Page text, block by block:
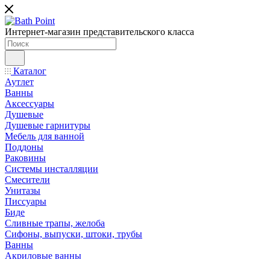
Интернет-магазин представительского класса
Каталог
Аутлет
Ванны
Аксессуары
Душевые
Душевые гарнитуры
Мебель для ванной
Поддоны
Раковины
Системы инсталляции
Смесители
Унитазы
Писсуары
Биде
Сливные трапы, желоба
Сифоны, выпуски, штоки, трубы
Ванны
Акриловые ванны